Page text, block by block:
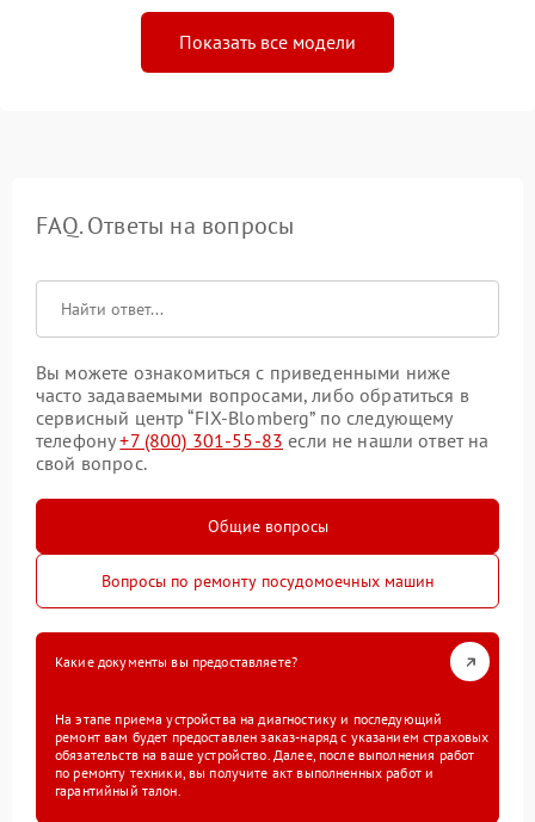
Показать все модели
FAQ. Ответы на вопросы
Вы можете ознакомиться с приведенными ниже
часто задаваемыми вопросами, либо обратиться в
сервисный центр “FIX-Blomberg” по следующему
телефону+7 (800) 301-55-83 если не нашли ответ на
свой вопрос.
Общие вопросы
Вопросы по ремонту посудомоечных машин
Какие документы вы предоставляете?
На этапе приема устройства на диагностику и последующий
ремонт вам будет предоставлен заказ-наряд с указанием страховых
обязательств на ваше устройство. Далее, после выполнения работ
по ремонту техники, вы получите акт выполненных работ и
гарантийный талон.